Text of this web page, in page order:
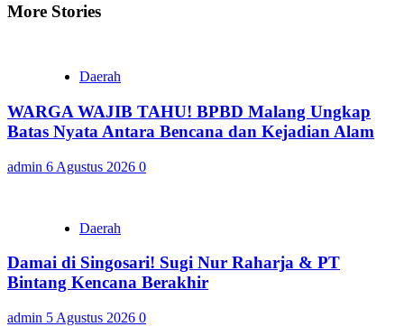
More Stories
Daerah
WARGA WAJIB TAHU! BPBD Malang Ungkap
Batas Nyata Antara Bencana dan Kejadian Alam
admin 6 Agustus 2026 0
Daerah
Damai di Singosari! Sugi Nur Raharja & PT
Bintang Kencana Berakhir
admin 5 Agustus 2026 0